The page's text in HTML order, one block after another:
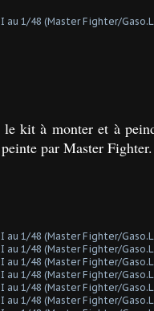
le kit à monter et à
par Master Fighter.